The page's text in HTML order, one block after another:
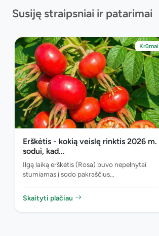
Susiję straipsniai ir patarimai
Krūmai
Erškėtis - kokią veislę rinktis 2026 m.
sodui, kad...
Ilgą laiką erškėtis (Rosa) buvo nepelnytai
stumiamas į sodo pakraščius...
Skaityti plačiau